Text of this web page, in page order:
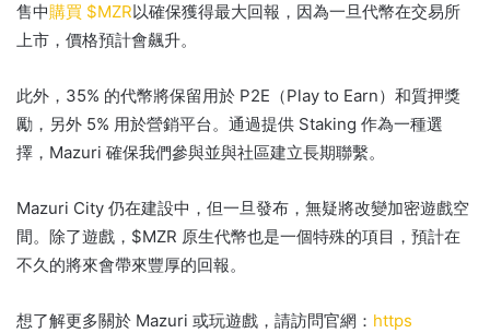
售中購買 $MZR以確保獲得最大回報，因為一旦代幣在交易所
上市，價格預計會飆升。
此外，35% 的代幣將保留用於 P2E（Play to Earn）和質押獎
勵，另外 5% 用於營銷平台。 通過提供 Staking 作為一種選
擇，Mazuri 確保我們參與並與社區建立長期聯繫。
Mazuri City 仍在建設中，但一旦發布，無疑將改變加密遊戲空
間。 除了遊戲，$MZR 原生代幣也是一個特殊的項目，預計在
不久的將來會帶來豐厚的回報。
想了解更多關於 Mazuri 或玩遊戲，請訪問官網： https